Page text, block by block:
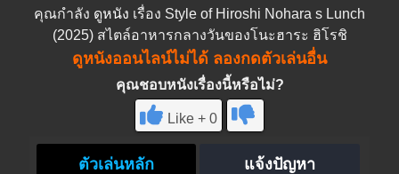
คุณกำลัง ดูหนัง เรื่อง Style of Hiroshi Nohara s Lunch
(2025) สไตล์อาหารกลางวันของโนะฮาระ ฮิโรชิ
ดูหนังออนไลน์ไม่ได้ ลองกดตัวเล่นอื่น
คุณชอบหนังเรื่องนี้หรือไม่?
Like + 0
ตัวเล่นหลัก แจ้งปัญหา